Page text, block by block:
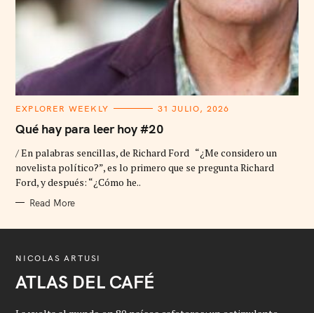
C
T
E
O
I
E
EXPLORER WEEKLY 31 JULIO, 2026
Qué hay para leer hoy #20
/ En palabras sencillas, de Richard Ford “¿Me considero un
novelista político?”, es lo primero que se pregunta Richard
Ford, y después: “¿Cómo he..
Read More
NICOLAS ARTUSI
ATLAS DEL CAFÉ